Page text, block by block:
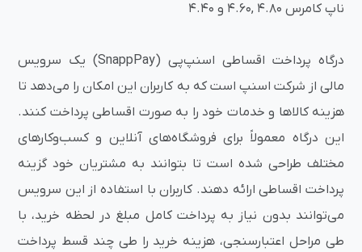
ناپ کامرس 4.80 ,4.60 و 4.40
درگاه پرداخت اقساطی اسنپ‌پی (SnappPay) یک سرویس
مالی از شرکت اسنپ است که به کاربران این امکان را می‌دهد تا
هزینه کالاها و خدمات خود را به صورت اقساطی پرداخت کنند.
این درگاه معمولاً برای فروشگاه‌های آنلاین و کسب‌وکارهای
مختلف طراحی شده است تا بتوانند به مشتریان خود گزینه
پرداخت اقساطی ارائه دهند. کاربران با استفاده از این سرویس
می‌توانند بدون نیاز به پرداخت کامل مبلغ در لحظه خرید، با
طی مراحل اعتبارسنجی، هزینه خرید را طی چند قسط پرداخت